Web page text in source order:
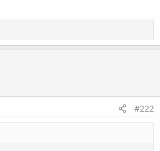
(感覺好久沒坐下來
水缸了)
#222